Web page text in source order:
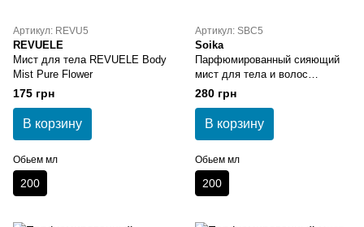
Артикул: REVU5
REVUELE
Мист для тела REVUELE Body
Mist Pure Flower
175 грн
В корзину
Обьем мл
200
Артикул: SBC5
Soika
Парфюмированный сияющий
мист для тела и волос
«Первый поцелуй» Soika &
280 грн
В корзину
Обьем мл
200